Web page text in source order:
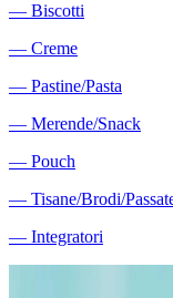
― Biscotti
― Creme
― Pastine/Pasta
― Merende/Snack
― Pouch
― Tisane/Brodi/
― Integratori